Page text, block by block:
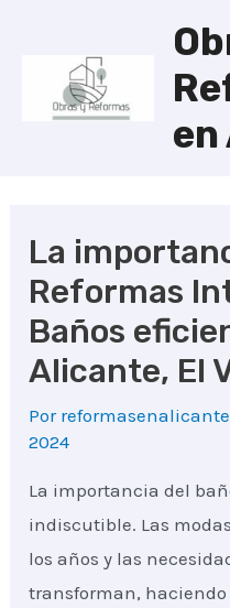
contenido
La
Reformas
Baños
Alicante, El
Por
2024
La importancia del
indiscutible. Las
los años y las
transforman, haciendo